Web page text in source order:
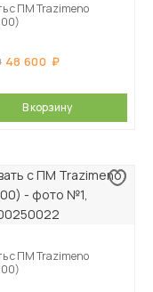
с ПМ Trazimeno
48 600
В корзину
с ПМ Trazimeno